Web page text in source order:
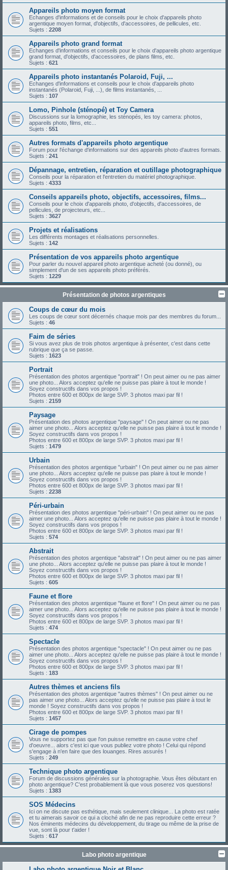
Appareils photo moyen format
Echanges d'informations et de conseils pour le choix d'appareils photo
argentique moyen format, d'objectifs, d'accessoires, de pellicules, etc.
Sujets : 2208
Appareils photo grand format
Echanges d'informations et conseils pour le choix d'appareils photo argentique
grand format, d'objectifs, d'accessoires, de plans films, etc.
Sujets : 621
Appareils photo instantanés Polaroid, Fuji, ...
Echanges d'informations et conseils pour le choix d'appareils photo
instantanés (Polaroid, Fuji, ...), de films instantanés, ...
Sujets : 107
Lomo, Pinhole (sténopé) et Toy Camera
Discussions sur la lomographie, les sténopés, les toy camera: photos,
appareils photo, films, etc...
Sujets : 551
Autres formats d'appareils photo argentique
Forum pour l'échange d'informations sur des appareils photo d'autres formats.
Sujets : 241
Dépannage, entretien, réparation et outillage photographique
Conseils pour la réparation et l'entretien du matériel photographique.
Sujets : 4333
Conseils appareils photo, objectifs, accessoires, films...
Conseils pour le choix d'appareils photo, d'objectifs, d'accessoires, de
pellicules, de projecteurs, etc...
Sujets : 3627
Projets et réalisations
Les différents montages et réalisations personnelles.
Sujets : 142
Présentation de vos appareils photo argentique
Pour parler du nouvel appareil photo argentique acheté (ou donné), ou
simplement d'un de ses appareils photo préférés.
Sujets : 1229
Présentation de photos argentiques
Coups de cœur du mois
Les coups de cœur sont décernés chaque mois par des membres du forum...
Sujets : 46
Faim de séries
Si vous avez plus de trois photos argentique à présenter, c'est dans cette
rubrique que ça se passe.
Sujets : 1623
Portrait
Présentation des photos argentique "portrait" ! On peut aimer ou ne pas aimer
une photo... Alors acceptez qu'elle ne puisse pas plaire à tout le monde !
Soyez constructifs dans vos propos !
Photos entre 600 et 800px de large SVP. 3 photos maxi par fil !
Sujets : 2159
Paysage
Présentation des photos argentique "paysage" ! On peut aimer ou ne pas
aimer une photo... Alors acceptez qu'elle ne puisse pas plaire à tout le monde !
Soyez constructifs dans vos propos !
Photos entre 600 et 800px de large SVP. 3 photos maxi par fil !
Sujets : 1479
Urbain
Présentation des photos argentique "urbain" ! On peut aimer ou ne pas aimer
une photo... Alors acceptez qu'elle ne puisse pas plaire à tout le monde !
Soyez constructifs dans vos propos !
Photos entre 600 et 800px de large SVP. 3 photos maxi par fil !
Sujets : 2238
Péri-urbain
Présentation des photos argentique "péri-urbain" ! On peut aimer ou ne pas
aimer une photo... Alors acceptez qu'elle ne puisse pas plaire à tout le monde !
Soyez constructifs dans vos propos !
Photos entre 600 et 800px de large SVP. 3 photos maxi par fil !
Sujets : 574
Abstrait
Présentation des photos argentique "abstrait" ! On peut aimer ou ne pas aimer
une photo... Alors acceptez qu'elle ne puisse pas plaire à tout le monde !
Soyez constructifs dans vos propos !
Photos entre 600 et 800px de large SVP. 3 photos maxi par fil !
Sujets : 605
Faune et flore
Présentation des photos argentique "faune et flore" ! On peut aimer ou ne pas
aimer une photo... Alors acceptez qu'elle ne puisse pas plaire à tout le monde !
Soyez constructifs dans vos propos !
Photos entre 600 et 800px de large SVP. 3 photos maxi par fil !
Sujets : 474
Spectacle
Présentation des photos argentique "spectacle" ! On peut aimer ou ne pas
aimer une photo... Alors acceptez qu'elle ne puisse pas plaire à tout le monde !
Soyez constructifs dans vos propos !
Photos entre 600 et 800px de large SVP. 3 photos maxi par fil !
Sujets : 183
Autres thèmes et anciens fils
Présentation des photos argentique "autres thèmes" ! On peut aimer ou ne
pas aimer une photo... Alors acceptez qu'elle ne puisse pas plaire à tout le
monde ! Soyez constructifs dans vos propos !
Photos entre 600 et 800px de large SVP. 3 photos maxi par fil !
Sujets : 1457
Cirage de pompes
Vous ne supportez pas que l'on puisse remettre en cause votre chef
d'oeuvre... alors c'est ici que vous publiez votre photo ! Celui qui répond
s'engage à n'en faire que des louanges. Rires assurés !
Sujets : 249
Technique photo argentique
Forum de discussions générales sur la photographie. Vous êtes débutant en
photo argentique? C'est probablement là que vous poserez vos questions!
Sujets : 1383
SOS Médecins
Ici on ne discute pas esthétique, mais seulement clinique... La photo est ratée
et tu aimerais savoir ce qui a cloché afin de ne pas reproduire cette erreur ?
Nos éminents médecins du développement, du tirage ou même de la prise de
vue, sont là pour t'aider !
Sujets : 617
Labo photo argentique